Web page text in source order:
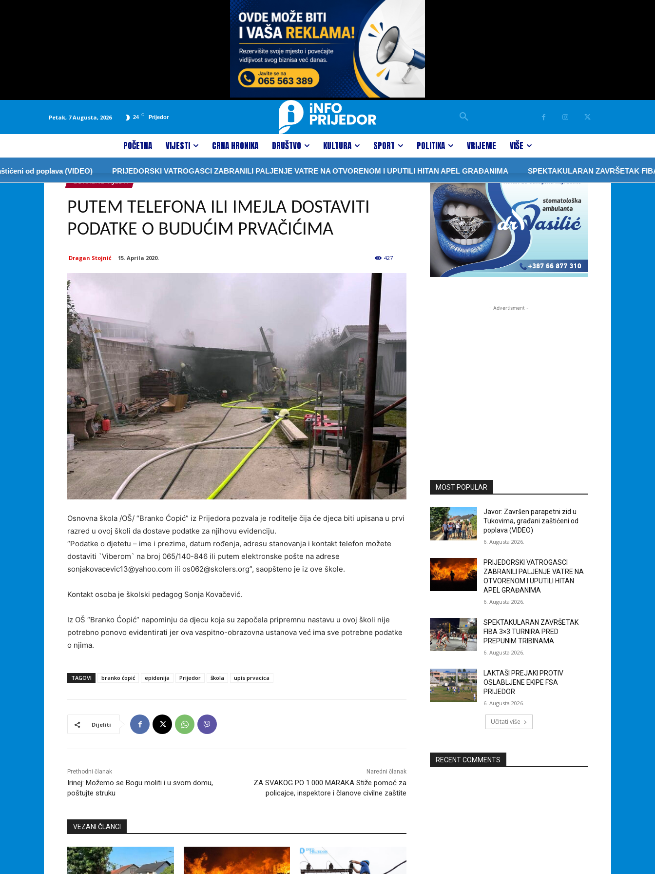
Petak, 7 Augusta, 2026 24 C Prijedor
POČETNA VIJESTI CRNA HRONIKA DRUŠTVO KULTURA SPORT POLITIKA VRIJEME VIŠE
poplava (VIDEO) PRIJEDORSKI VATROGASCI ZABRANILI PALJENJE VATRE NA OTVORENOM I UPUTILI HITAN APEL GRAĐANIMA SPEKTAKULARAN ZAVRŠETAK FIBA 3×3
LOKALNE VIJESTI
PUTEM TELEFONA ILI IMEJLA DOSTAVITI
PODATKE O BUDUĆIM PRVAČIĆIMA
Dragan Stojnić 15. Aprila 2020. 427
Osnovna škola /OŠ/ “Branko Ćopić” iz Prijedora pozvala je roditelje čija će djeca biti upisana u prvi
razred u ovoj školi da dostave podatke za njihovu evidenciju.
“Podatke o djetetu – ime i prezime, datum rođenja, adresu stanovanja i kontakt telefon možete
dostaviti `Viberom` na broj 065/140-846 ili putem elektronske pošte na adrese
sonjakovacevic13@yahoo.com ili os062@skolers.org”, saopšteno je iz ove škole.
Kontakt osoba je školski pedagog Sonja Kovačević.
Iz OŠ “Branko Ćopić” napominju da djecu koja su započela pripremnu nastavu u ovoj školi nije
potrebno ponovo evidentirati jer ova vaspitno-obrazovna ustanova već ima sve potrebne podatke
o njima.
TAGOVI branko ćopić epidenija Prijedor škola upis prvacica
Dijeliti
Prethodni članak
Irinej: Možemo se Bogu moliti i u svom domu,
poštujte struku
Naredni članak
ZA SVAKOG PO 1.000 MARAKA Stiže pomoć za
policajce, inspektore i članove civilne zaštite
VEZANI ČLANCI
- Advertisment -
MOST POPULAR
Javor: Završen parapetni zid u
Tukovima, građani zaštićeni od
poplava (VIDEO)
6. Augusta 2026.
PRIJEDORSKI VATROGASCI
ZABRANILI PALJENJE VATRE NA
OTVORENOM I UPUTILI HITAN
APEL GRAĐANIMA
6. Augusta 2026.
SPEKTAKULARAN ZAVRŠETAK
FIBA 3×3 TURNIRA PRED
PREPUNIM TRIBINAMA
6. Augusta 2026.
LAKTAŠI PREJAKI PROTIV
OSLABLJENE EKIPE FSA
PRIJEDOR
6. Augusta 2026.
Učitati više
RECENT COMMENTS